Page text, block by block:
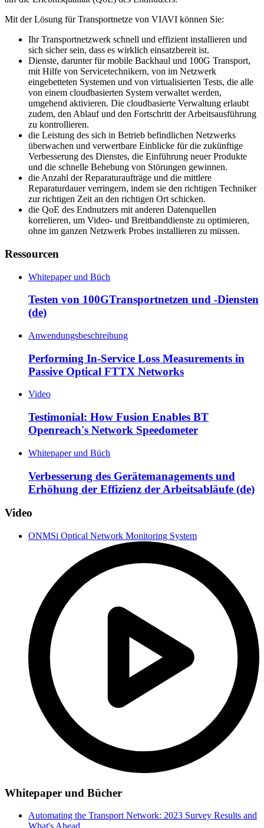
Mit der Lösung für Transportnetze von VIAVI können Sie:
Ihr Transportnetzwerk schnell und effizient installieren und
sich sicher sein, dass es wirklich einsatzbereit ist.
Dienste, darunter für mobile Backhaul und 100G Transport,
mit Hilfe von Servicetechnikern, von im Netzwerk
eingebetteten Systemen und von virtualisierten Tests, die alle
von einem cloudbasierten System verwaltet werden,
umgehend aktivieren. Die cloudbasierte Verwaltung erlaubt
zudem, den Ablauf und den Fortschritt der Arbeitsausführung
zu kontrollieren.
die Leistung des sich in Betrieb befindlichen Netzwerks
überwachen und verwertbare Einblicke für die zukünftige
Verbesserung des Dienstes, die Einführung neuer Produkte
und die schnelle Behebung von Störungen gewinnen.
die Anzahl der Reparaturaufträge und die mittlere
Reparaturdauer verringern, indem sie den richtigen Techniker
zur richtigen Zeit an den richtigen Ort schicken.
die QoE des Endnutzers mit anderen Datenquellen
korrelieren, um Video- und Breitbanddienste zu optimieren,
ohne im ganzen Netzwerk Probes installieren zu müssen.
Ressourcen
Whitepaper und Büch
Testen von 100GTransportnetzen und -Diensten
(de)
Anwendungsbeschreibung
Performing In-Service Loss Measurements in
Passive Optical FTTX Networks
Video
Testimonial: How Fusion Enables BT
Openreach's Network Speedometer
Whitepaper und Büch
Verbesserung des Gerätemanagements und
Erhöhung der Effizienz der Arbeitsabläufe (de)
Video
ONMSi Optical Network Monitoring System
Whitepaper und Bücher
Automating the Transport Network: 2023 Survey Results and